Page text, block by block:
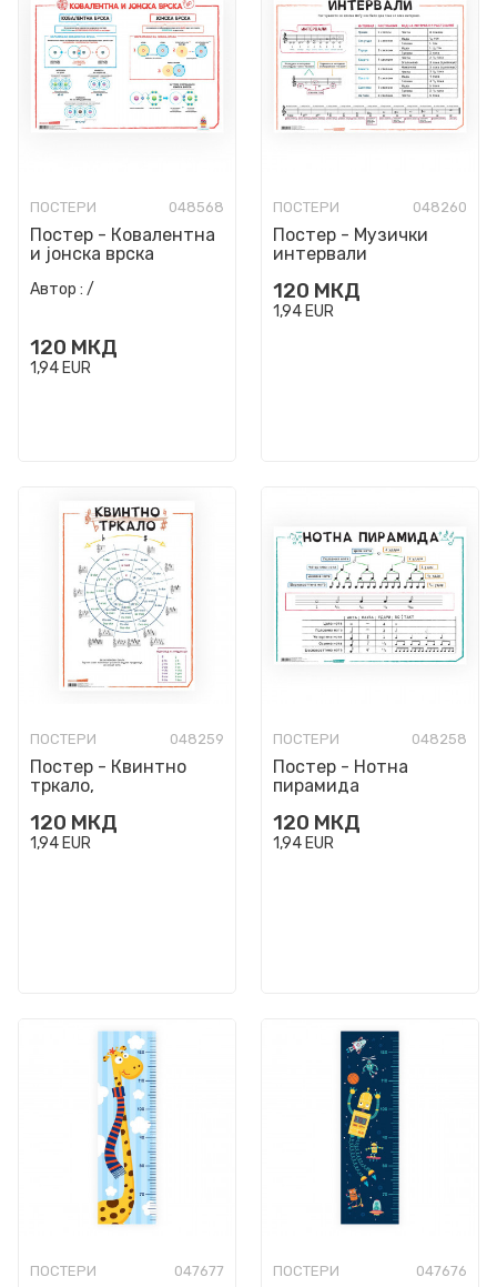
ПОСТЕРИ 048568
Постер - Ковалентна
и јонска врска
Автор : /
120 МКД
1,94 EUR
ПОСТЕРИ 048260
Постер - Музички
интервали
120 МКД
1,94 EUR
ПОСТЕРИ 048259
Постер - Квинтно
тркало,
120 МКД
1,94 EUR
ПОСТЕРИ 048258
Постер - Нотна
пирамида
120 МКД
1,94 EUR
ПОСТЕРИ 047677 ПОСТЕРИ 047676